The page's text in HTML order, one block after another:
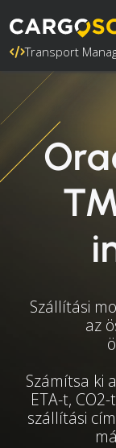
Transport
Szállítási
az
Számítsa ki
ETA-t,
szállítási